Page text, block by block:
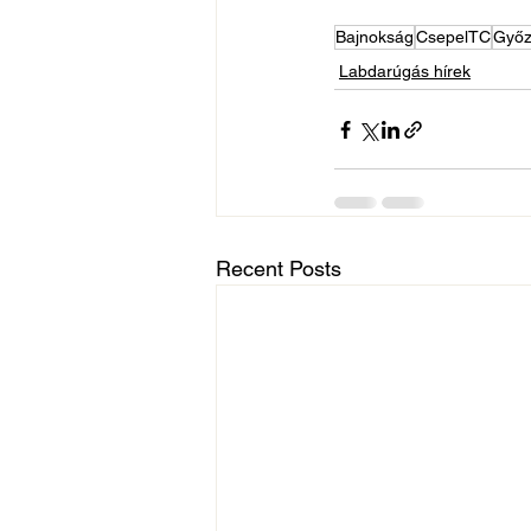
BajnokságCsepelTC
Labdarúgás hírek
Recent Posts